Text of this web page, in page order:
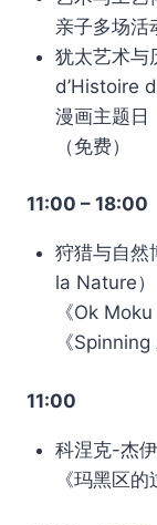
亲子多场活
犹太艺术与
d’Histoire
漫画主题日
（免费）
11:00 – 18:00
狩猎与自
la Nature）
《Ok
《
11:00
科涅克-杰
《玛黑区